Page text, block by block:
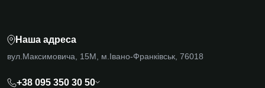
Наша адреса
вул.Максимовича, 15М, м.Івано-Франківськ, 76018
+38 095 350 30 50